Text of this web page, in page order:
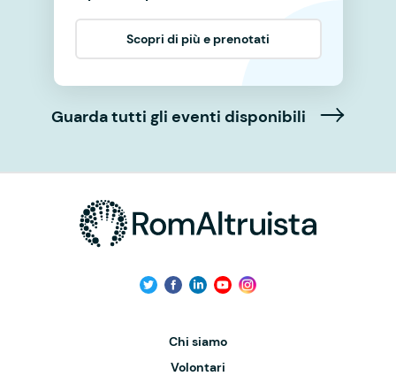
Scopri di più e prenotati
Guarda tutti gli eventi disponibili
Chi siamo
Volontari